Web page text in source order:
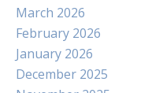
March 2026
February 2026
January 2026
December 2025